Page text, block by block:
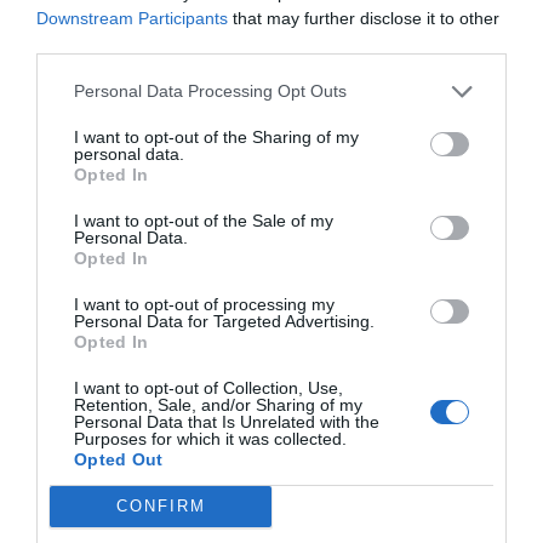
Downstream Participants that may further disclose it to other
Personal Data Processing Opt Outs
I want to opt-out of the Sharing of my
personal data.
Opted In
I want to opt-out of the Sale of my
Personal Data.
Opted In
I want to opt-out of processing my
Personal Data for Targeted Advertising.
Opted In
I want to opt-out of Collection, Use,
Retention, Sale, and/or Sharing of my
Personal Data that Is Unrelated with the
Purposes for which it was collected.
Opted Out
CONFIRM
ÖSSZES ELŐADÓ
ÁRAK
napra
Walk in ár
244 900 HUF + Áfa/fő
2 fő
jelentkezése